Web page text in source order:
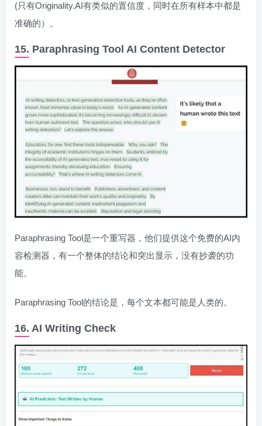
(只有Originality.AI有类似的置信度，同时在所有样本中都是
准确的）。
15. Paraphrasing Tool AI Content Detector
Paraphrasing Tool是一个重写器，他们提供这个免费的AI内
容检测器，有一个整体的结论和突出显示，没有抄袭的功
能。
Paraphrasing Tool的结论是，每个文本都可能是人类的。
16. AI Writing Check